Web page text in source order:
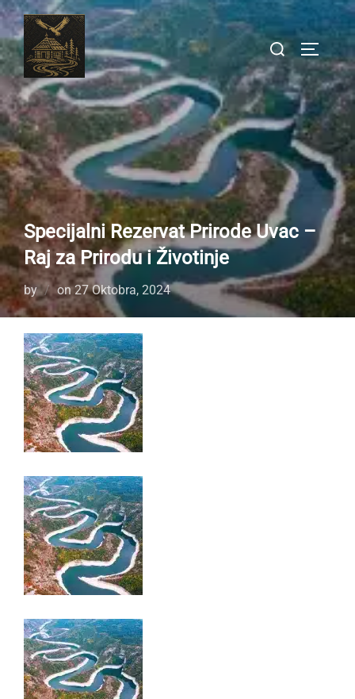
Skip
to
content
Search
for:
Specijalni Rezervat Prirode Uvac –
Raj za Prirodu i Životinje
by onPosted
on
27 Oktobra, 2024